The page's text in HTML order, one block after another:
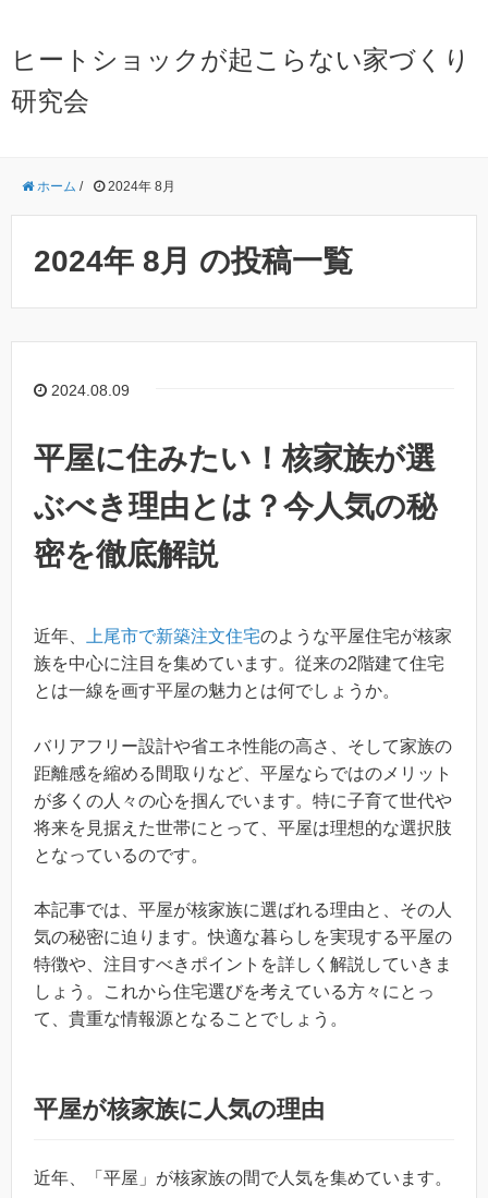
ヒートショックが起こらない家づくり
研究会
ホーム / 2024年 8月
2024年 8月 の投稿一覧
2024.08.09
平屋に住みたい！核家族が選
ぶべき理由とは？今人気の秘
密を徹底解説
近年、 上尾市で新築注文住宅のような平屋住宅が核家
族を中心に注目を集めています。従来の2階建て住宅
とは一線を画す平屋の魅力とは何でしょうか。
バリアフリー設計や省エネ性能の高さ、そして家族の
距離感を縮める間取りなど、平屋ならではのメリット
が多くの人々の心を掴んでいます。特に子育て世代や
将来を見据えた世帯にとって、平屋は理想的な選択肢
となっているのです。
本記事では、平屋が核家族に選ばれる理由と、その人
気の秘密に迫ります。快適な暮らしを実現する平屋の
特徴や、注目すべきポイントを詳しく解説していきま
しょう。これから住宅選びを考えている方々にとっ
て、貴重な情報源となることでしょう。
平屋が核家族に人気の理由
近年、「平屋」が核家族の間で人気を集めています。